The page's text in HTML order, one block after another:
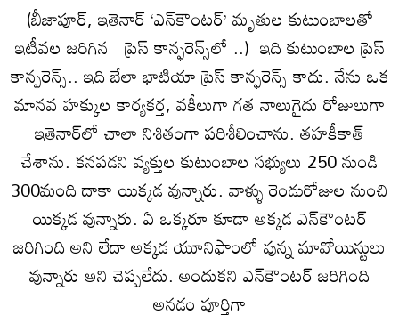
(బీజాపూర్, ఇతెనార్ ‘ఎన్‌కౌంటర్’ మృతుల కుటుంబాలతో
ఇటీవల జరిగిన ప్రెస్ కాన్ఫరెన్స్‌లో ..) ఇది కుటుంబాల ప్రెస్
కాన్ఫరెన్స్.. ఇది బేలా భాటియా ప్రెస్ కాన్ఫరెన్స్ కాదు. నేను ఒక
మానవ హక్కుల కార్యకర్త, వకీలుగా గత నాలుగైదు రోజులుగా
ఇతెనార్‌లో చాలా నిశితంగా పరిశీలించాను. తహకీకాత్
చేశాను. కనపడని వ్యక్తుల కుటుంబాల సభ్యులు 250 నుండి
300మంది దాకా యిక్కడ వున్నారు. వాళ్ళు రెండురోజుల నుంచి
యిక్కడ వున్నారు. ఏ ఒక్కరూ కూడా అక్కడ ఎన్‌కౌంటర్
జరిగింది అని లేదా అక్కడ యూనిఫాంలో వున్న మావోయిస్టులు
వున్నారు అని చెప్పలేదు. అందుకని ఎన్‌కౌంటర్ జరిగింది
అనడం పూర్తిగా